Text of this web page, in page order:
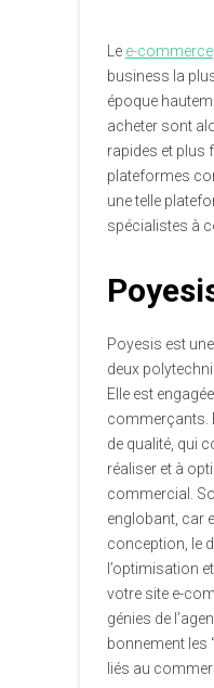
Le e-commerce
business la
époque
acheter sont
rapides et plus
plateformes
une telle
spécialistes à
Poyesis est
deux
Elle est
commerçants.
de qualité, qui
réaliser et à
commercial.
englobant, car
conception, le
l’optimisation
votre site e-
génies de
bonnement les
liés au